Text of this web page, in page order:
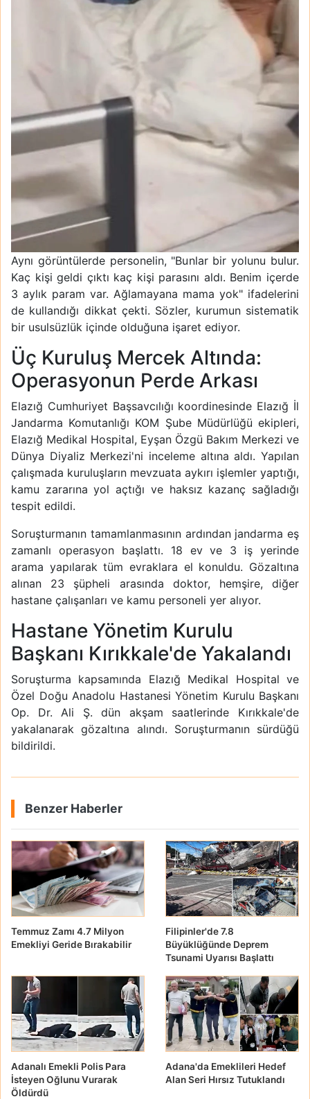
Aynı görüntülerde personelin, "Bunlar bir yolunu bulur.
Kaç kişi geldi çıktı kaç kişi parasını aldı. Benim içerde
3 aylık param var. Ağlamayana mama yok" ifadelerini
de kullandığı dikkat çekti. Sözler, kurumun sistematik
bir usulsüzlük içinde olduğuna işaret ediyor.
Üç Kuruluş Mercek Altında:
Operasyonun Perde Arkası
Elazığ Cumhuriyet Başsavcılığı koordinesinde Elazığ İl
Jandarma Komutanlığı KOM Şube Müdürlüğü ekipleri,
Elazığ Medikal Hospital, Eyşan Özgü Bakım Merkezi ve
Dünya Diyaliz Merkezi'ni inceleme altına aldı. Yapılan
çalışmada kuruluşların mevzuata aykırı işlemler yaptığı,
kamu zararına yol açtığı ve haksız kazanç sağladığı
tespit edildi.
Soruşturmanın tamamlanmasının ardından jandarma eş
zamanlı operasyon başlattı. 18 ev ve 3 iş yerinde
arama yapılarak tüm evraklara el konuldu. Gözaltına
alınan 23 şüpheli arasında doktor, hemşire, diğer
hastane çalışanları ve kamu personeli yer alıyor.
Hastane Yönetim Kurulu
Başkanı Kırıkkale'de Yakalandı
Soruşturma kapsamında Elazığ Medikal Hospital ve
Özel Doğu Anadolu Hastanesi Yönetim Kurulu Başkanı
Op. Dr. Ali Ş. dün akşam saatlerinde Kırıkkale'de
yakalanarak gözaltına alındı. Soruşturmanın sürdüğü
bildirildi.
Benzer Haberler
Temmuz Zamı 4.7 Milyon
Emekliyi Geride Bırakabilir
Filipinler'de 7.8
Büyüklüğünde Deprem
Tsunami Uyarısı Başlattı
Adanalı Emekli Polis Para
İsteyen Oğlunu Vurarak
Öldürdü
Adana'da Emeklileri Hedef
Alan Seri Hırsız Tutuklandı